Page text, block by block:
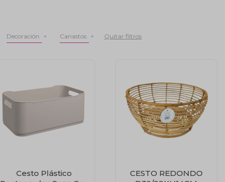
Decoración Canastos Quitar filtros
Cesto Plástico
CESTO REDONDO